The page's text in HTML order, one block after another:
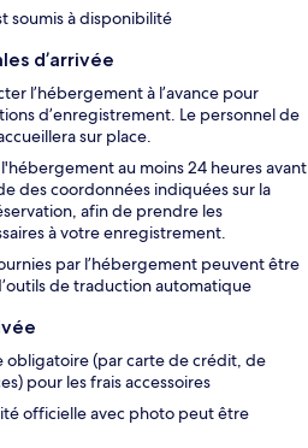
soumis à disponibilité
d’arrivée
l’hébergement à l’avance pour
d’enregistrement. Le personnel de
sur place.
au moins 24 heures avant
des coordonnées indiquées sur la
afin de prendre les
à votre enregistrement.
par l’hébergement peuvent être
de traduction automatique
obligatoire (par carte de crédit, de
pour les frais accessoires
officielle avec photo peut être